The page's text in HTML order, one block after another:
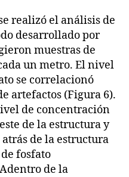
realizó el análisis de
desarrollado por
muestras de
un metro. El nivel
se correlacionó
artefactos (Figura 6).
de concentración
de la estructura y
de la estructura
fosfato
de la